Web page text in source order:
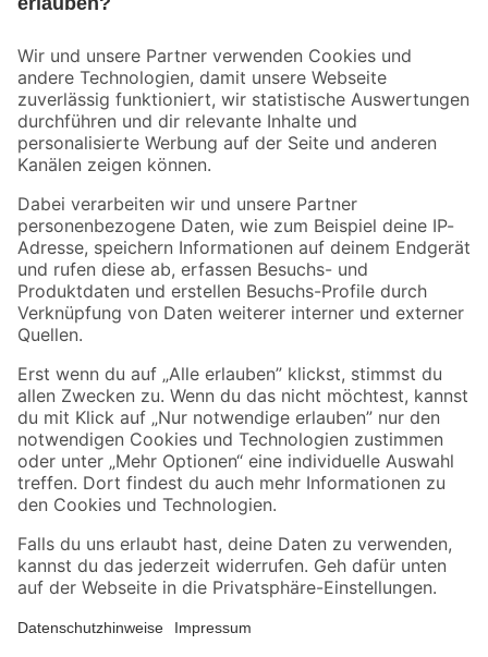
Der toom Newsletter: Keine Angebote und Aktionen mehr verpassen!
Zur Newsletter Anmeldung
Folge uns
Zahlungsarten Versandarten
Sicher einkaufen
Jetzt die toom-App herunterladen
Alle Preisangaben in EUR inkl. gesetzl. MwSt.. Die dargestellten Angebote sind unter
Umständen nicht in allen Märkten verfügbar. Die angegebenen Verfügbarkeiten beziehen
Produkte nur solange der Vorrat reicht.
*Paketversand ab 59 € versandkostenfrei, gilt nicht für Artikel mit Speditionsversand, hier